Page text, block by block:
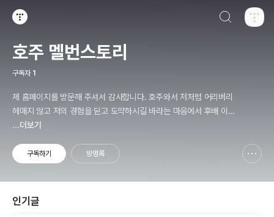
호주 멜번스토리
구독자 1
제 홈페이지를 방문해 주셔서 감사합니다. 호주와서 저처럼 어리버리
헤매지 않고 저의 경험을 딛고 도약하시길 바라는 마음에서 후배 이민
자를 위해 기록을 남기고 있습니다
...더보기
구독하기 방명록
인기글